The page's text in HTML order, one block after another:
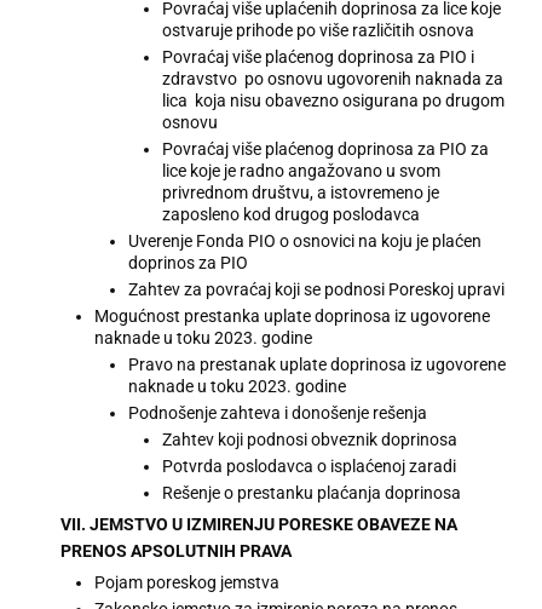
Povraćaj više uplaćenih doprinosa za lice koje
ostvaruje prihode po više različitih osnova
Povraćaj više plaćenog doprinosa za PIO i
zdravstvo po osnovu ugovorenih naknada za
lica koja nisu obavezno osigurana po drugom
osnovu
Povraćaj više plaćenog doprinosa za PIO za
lice koje je radno angažovano u svom
privrednom društvu, a istovremeno je
zaposleno kod drugog poslodavca
Uverenje Fonda PIO o osnovici na koju je plaćen
doprinos za PIO
Zahtev za povraćaj koji se podnosi Poreskoj upravi
Mogućnost prestanka uplate doprinosa iz ugovorene
naknade u toku 2023. godine
Pravo na prestanak uplate doprinosa iz ugovorene
naknade u toku 2023. godine
Podnošenje zahteva i donošenje rešenja
Zahtev koji podnosi obveznik doprinosa
Potvrda poslodavca o isplaćenoj zaradi
Rešenje o prestanku plaćanja doprinosa
VII. JEMSTVO U IZMIRENJU PORESKE OBAVEZE NA
PRENOS APSOLUTNIH PRAVA
Pojam poreskog jemstva